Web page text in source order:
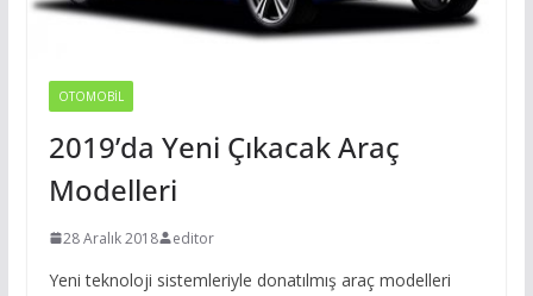
OTOMOBIL
2019’da Yeni Çıkacak Araç
Modelleri
28 Aralık 2018 editor
Yeni teknoloji sistemleriyle donatılmış araç modelleri